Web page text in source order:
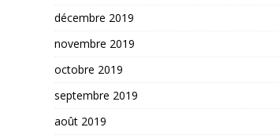
décembre 2019
novembre 2019
octobre 2019
septembre 2019
août 2019